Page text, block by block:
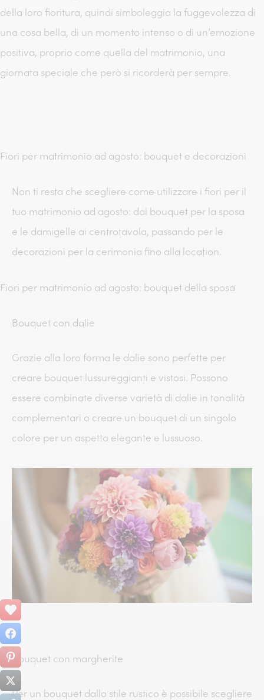
della loro fioritura, quindi simboleggia la fuggevolezza di
una cosa bella, di un momento intenso o di un’emozione
positiva, proprio come quella del matrimonio, una
giornata speciale che però si ricorderà per sempre.
Fiori per matrimonio ad agosto: bouquet e decorazioni
Non ti resta che scegliere come utilizzare i fiori per il
tuo matrimonio ad agosto: dai bouquet per la sposa
e le damigelle ai centrotavola, passando per le
decorazioni per la cerimonia fino alla location.
Fiori per matrimonio ad agosto: bouquet della sposa
Bouquet con dalie
Grazie alla loro forma le dalie sono perfette per
creare bouquet lussureggianti e vistosi. Possono
essere combinate diverse varietà di dalie in tonalità
complementari o creare un bouquet di un singolo
colore per un aspetto elegante e lussuoso.
Bouquet con margherite
Per un bouquet dallo stile rustico è possibile scegliere